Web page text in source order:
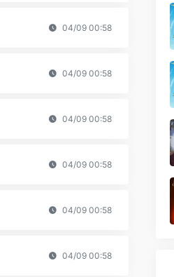
04/09 00:58
04/09 00:58
04/09 00:58
04/09 00:58
04/09 00:58
04/09 00:58